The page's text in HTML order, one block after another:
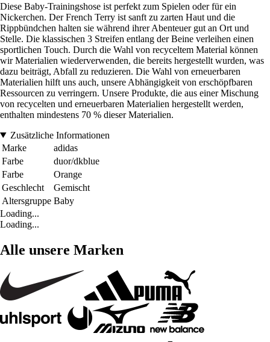
Diese Baby-Trainingshose ist perfekt zum Spielen oder für ein
Nickerchen. Der French Terry ist sanft zu zarten Haut und die
Rippbündchen halten sie während ihrer Abenteuer gut an Ort und
Stelle. Die klassischen 3 Streifen entlang der Beine verleihen einen
sportlichen Touch. Durch die Wahl von recyceltem Material können
wir Materialien wiederverwenden, die bereits hergestellt wurden, was
dazu beiträgt, Abfall zu reduzieren. Die Wahl von erneuerbaren
Materialien hilft uns auch, unsere Abhängigkeit von erschöpfbaren
Ressourcen zu verringern. Unsere Produkte, die aus einer Mischung
von recycelten und erneuerbaren Materialien hergestellt werden,
enthalten mindestens 70 % dieser Materialien.
Zusätzliche Informationen
Marke
adidas
Farbe
duor/dkblue
Farbe
Orange
Geschlecht
Gemischt
Altersgruppe Baby
Loading...
Loading...
Alle unsere Marken